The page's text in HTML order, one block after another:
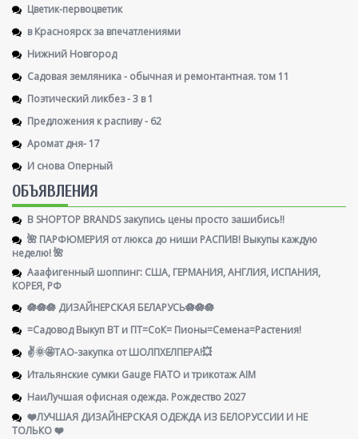
Цветик-первоцветик
в Красноярск за впечатлениями
Нижний Новгород
Садовая земляника - обычная и ремонтантная. том 11
Поэтический ликбез - 3 в 1
Предложения к распиву - 62
Аромат дня- 17
И снова Оперный
ОБЪЯВЛЕНИЯ
В SHOPTOP BRANDS закупись цены просто зашибись!!
🌺 ПАРФЮМЕРИЯ от люкса до ниши РАСПИВ! Выкупы каждую
неделю! 🌺
Ааафигенный шоппинг: США, ГЕРМАНИЯ, АНГЛИЯ, ИСПАНИЯ,
КОРЕЯ, РФ
🪷🪷🪷 ДИЗАЙНЕРСКАЯ БЕЛАРУСЬ🪷🪷🪷
=Садовод Выкуп ВТ и ПТ=СоК= Пионы=Семена=Растения!
✌️🌞🤩ТАО-закупка от ШОЛПХЕЛПЕРА!💥
Итальянские сумки Gauge FIATO и трикотаж AIM
НаиЛучшая офисная одежда. Рождество 2027
❤️ЛУЧШАЯ ДИЗАЙНЕРСКАЯ ОДЕЖДА ИЗ БЕЛОРУССИИ И НЕ
ТОЛЬКО ❤️